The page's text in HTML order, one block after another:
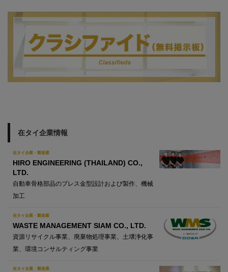
在タイ企業情報
在タイ企業・製造業
HIRO ENGINEERING (THAILAND) CO.,
LTD.
自動車骨格部品のプレス金型設計および製作、機械
加工
在タイ企業・製造業
WASTE MANAGEMENT SIAM CO., LTD.
資源リサイクル事業、廃棄物処理事業、土壌浄化事
業、環境コンサルティング事業
在タイ企業・製造業